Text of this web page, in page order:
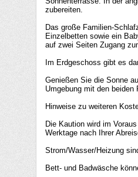
zubereiten.
Das große Familien-
Einzelbetten sowie ein
auf zwei Seiten Zugang
Im Erdgeschoss gibt es
Genießen Sie die Sonne
Umgebung mit den beiden
Hinweise zu weiteren
Die Kaution wird im
Werktage nach Ihrer
Strom/Wasser/Heizung
Bett- und Badwäsche